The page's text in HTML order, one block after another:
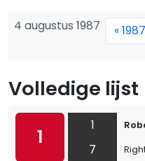
4 augustus 1987 «
Volledige lijst
1
1
7